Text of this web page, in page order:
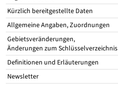
Kürzlich bereitgestellte Daten
Allgemeine Angaben, Zuordnungen
Gebietsveränderungen,
Änderungen zum Schlüsselverzeichnis
Definitionen und Erläuterungen
Newsletter